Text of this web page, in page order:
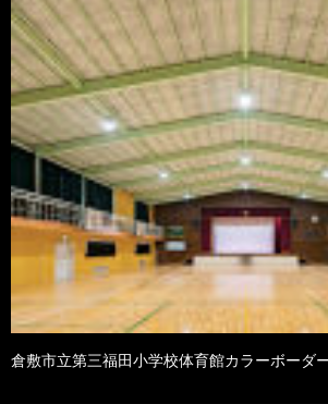
倉敷市立第三福田小学校体育館カラーボーダ